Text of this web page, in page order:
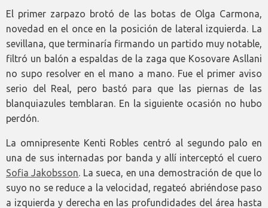
El primer zarpazo brotó de las botas de Olga Carmona,
novedad en el once en la posición de lateral izquierda. La
sevillana, que terminaría firmando un partido muy notable,
filtró un balón a espaldas de la zaga que Kosovare Asllani
no supo resolver en el mano a mano. Fue el primer aviso
serio del Real, pero bastó para que las piernas de las
blanquiazules temblaran. En la siguiente ocasión no hubo
perdón.
La omnipresente Kenti Robles centró al segundo palo en
una de sus internadas por banda y allí interceptó el cuero
Sofia Jakobsson. La sueca, en una demostración de que lo
suyo no se reduce a la velocidad, regateó abriéndose paso
a izquierda y derecha en las profundidades del área hasta